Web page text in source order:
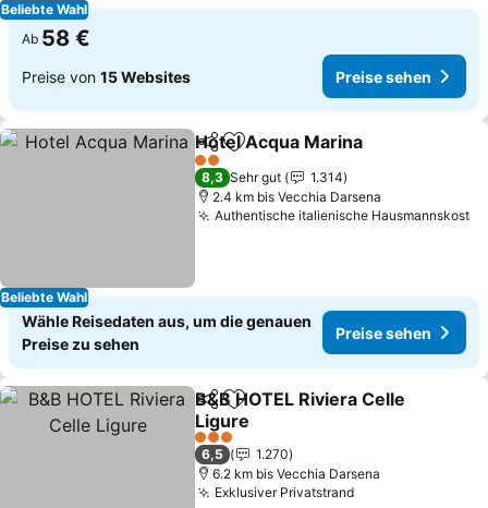
Beliebte Wahl
Ab 58 €
Preise von 15 Websites Preise sehen
Beliebte Wahl
TeilenZu Favoriten hinzufügen
Hotel Acqua Marina
2 Sterne
8,3 Sehr gut
1.314
2.4 km bis Vecchia Darsena
Authentische italienische Hausmannskost
Wähle Reisedaten aus, um die genauen
Preise zu sehen
Preise sehen
TeilenZu Favoriten hinzufügen
B&B HOTEL Riviera Celle
Ligure
Preise sehen
3 Sterne
6,5
1.270
6.2 km bis Vecchia Darsena
Exklusiver PrivatstrandPreise sehen